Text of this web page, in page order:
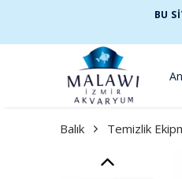
BU
Balık Temizlik